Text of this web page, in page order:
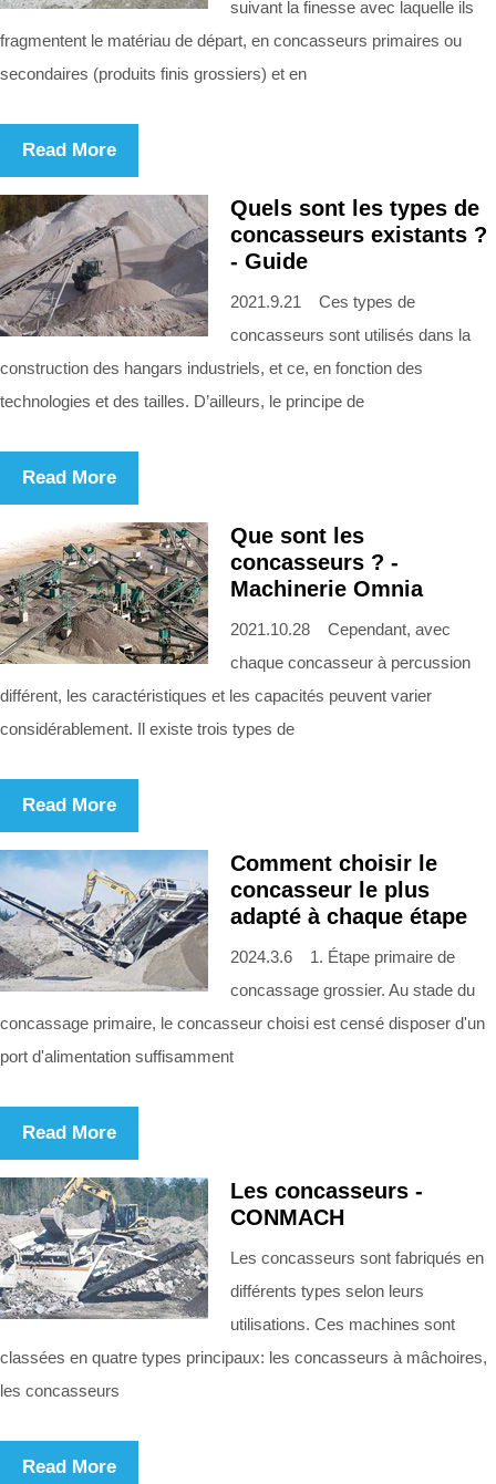
suivant la finesse avec laquelle ils
fragmentent le matériau de départ, en concasseurs primaires ou
secondaires (produits finis grossiers) et en
Read More
Quels sont les types de
concasseurs existants ?
- Guide
2021.9.21 Ces types de
concasseurs sont utilisés dans la
construction des hangars industriels, et ce, en fonction des
technologies et des tailles. D’ailleurs, le principe de
Read More
Que sont les
concasseurs ? -
Machinerie Omnia
2021.10.28 Cependant, avec
chaque concasseur à percussion
différent, les caractéristiques et les capacités peuvent varier
considérablement. Il existe trois types de
Read More
Comment choisir le
concasseur le plus
adapté à chaque étape
2024.3.6 1. Étape primaire de
concassage grossier. Au stade du
concassage primaire, le concasseur choisi est censé disposer d'un
port d'alimentation suffisamment
Read More
Les concasseurs -
CONMACH
Les concasseurs sont fabriqués en
différents types selon leurs
utilisations. Ces machines sont
classées en quatre types principaux: les concasseurs à mâchoires,
les concasseurs
Read More